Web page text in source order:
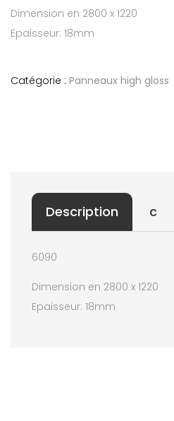
Dimension en 2800 x 1220
Epaisseur: 18mm
Catégorie : Panneaux high gloss
Description c
6090
Dimension en 2800 x 1220
Epaisseur: 18mm